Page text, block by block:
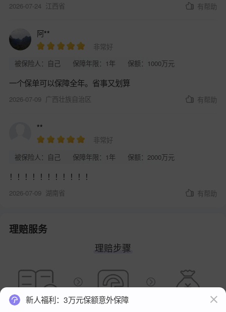
2026-07-24 江西省 有帮助
阿**
非常好
被保险人：自己
保障年限：1年 保额：1000万元
一个保单可以保障全年。省事又划算
2026-07-09 广西壮族自治区 有帮助
**
非常好
被保险人：自己
保障年限：1年 保额：2000万元
！！！！！！！！！！！
2026-07-09 湖南省 有帮助
理赔服务
理赔步骤
新人福利：3万元保额意外保障